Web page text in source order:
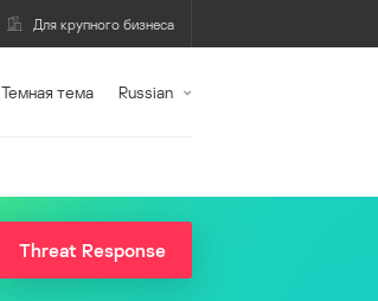
Для крупного бизнеса
Темная тема Russian
Threat Response